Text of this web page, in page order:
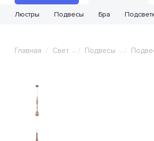
Люстры Подвесы Бра
Главная / Свет / Подвесы /